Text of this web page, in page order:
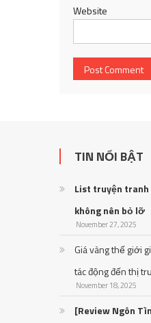
Website
TIN NỔI BẬT
List truyện tranh
không nên bỏ lỡ
November 27, 2025
Giá vàng thế giới
tác động đến thị
November 18, 2025
[Review Ngôn